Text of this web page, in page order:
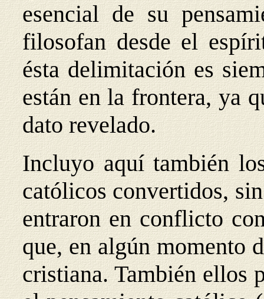
esencial de su
filosofan desde el
ésta delimitación es
están en la frontera, ya
dato revelado.
Incluyo aquí también
católicos convertidos,
entraron en conflicto
que, en algún momento
cristiana. También ellos